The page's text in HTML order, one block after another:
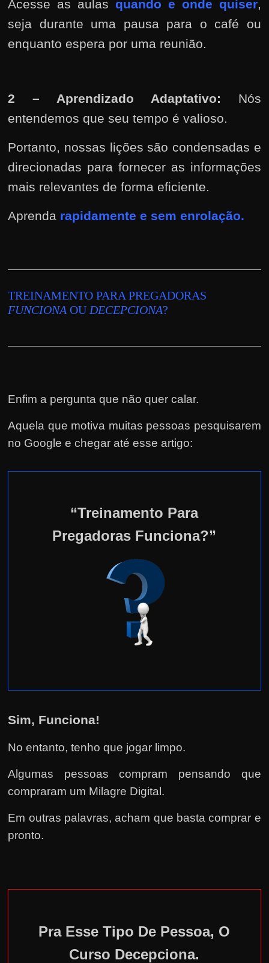
Acesse as aulas quando e onde quiser,
seja durante uma pausa para o café ou
enquanto espera por uma reunião.
2 – Aprendizado Adaptativo: Nós
entendemos que seu tempo é valioso.
Portanto, nossas lições são condensadas e
direcionadas para fornecer as informações
mais relevantes de forma eficiente.
Aprenda rapidamente e sem enrolação.
TREINAMENTO PARA PREGADORAS
FUNCIONA OU DECEPCIONA?
Enfim a pergunta que não quer calar.
Aquela que motiva muitas pessoas pesquisarem
no Google e chegar até esse artigo:
“Treinamento Para
Pregadoras Funciona?”
Sim, Funciona!
No entanto, tenho que jogar limpo.
Algumas pessoas compram pensando que
compraram um Milagre Digital.
Em outras palavras, acham que basta comprar e
pronto.
Pra Esse Tipo De Pessoa, O
Curso Decepciona.